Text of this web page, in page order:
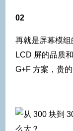
02
再就是屏幕模组
LCD 屏的品质
G+F 方案，贵